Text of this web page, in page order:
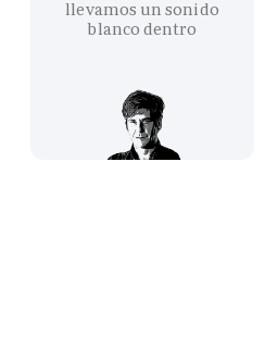
llevamos un sonido
blanco dentro